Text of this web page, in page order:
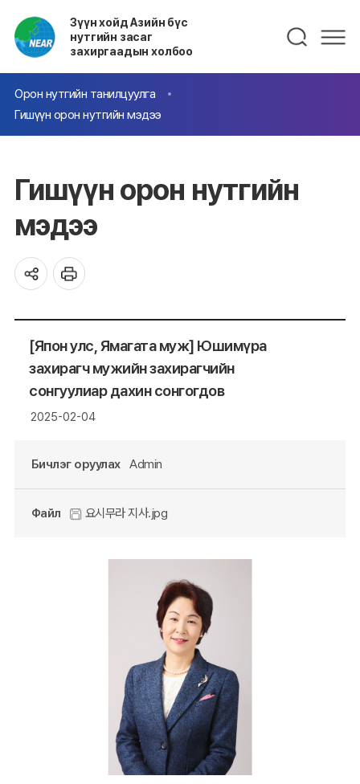
Зүүн хойд Азийн бүс
нутгийн засаг
захиргаадын холбоо
Орон нутгийн танилцуулга
Гишүүн орон нутгийн мэдээ
Гишүүн орон нутгийн
мэдээ
[Япон улс, Ямагата муж] Юшимүра
захирагч мужийн захирагчийн
сонгуулиар дахин сонгогдов
2025-02-04
Бичлэг оруулах Admin
Файл 요시무라 지사.jpg